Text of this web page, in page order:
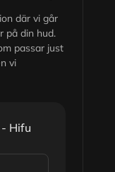
där vi går
på din hud.
passar just
vi
Hifu